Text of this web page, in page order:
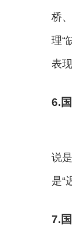
桥
理“
表
6.
说
是“
7.